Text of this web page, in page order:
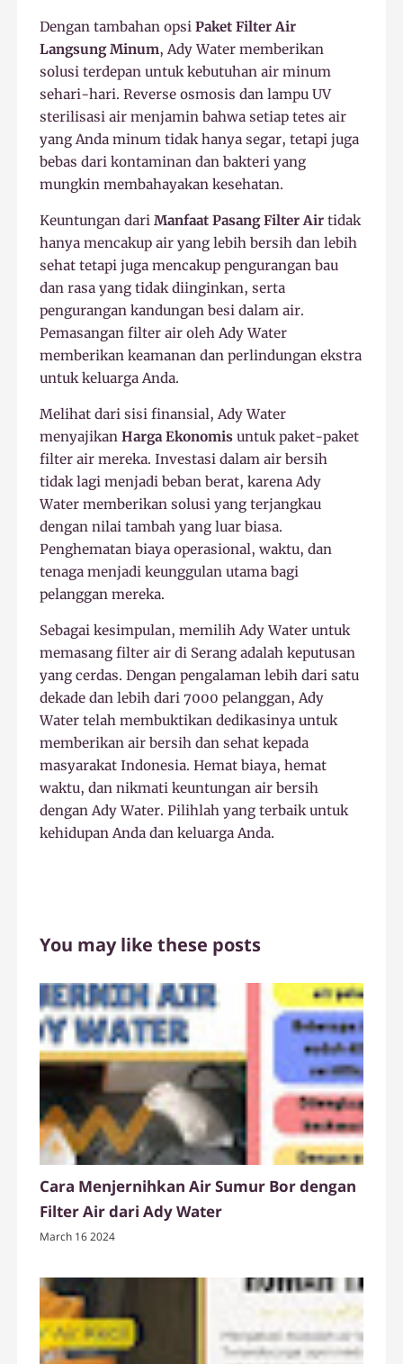
Dengan tambahan opsiPaket Filter Air
Langsung Minum, Ady Water memberikan
solusi terdepan untuk kebutuhan air minum
sehari-hari. Reverse osmosis dan lampu UV
sterilisasi air menjamin bahwa setiap tetes air
yang Anda minum tidak hanya segar, tetapi juga
bebas dari kontaminan dan bakteri yang
mungkin membahayakan kesehatan.
Keuntungan dariManfaat Pasang Filter Air tidak
hanya mencakup air yang lebih bersih dan lebih
sehat tetapi juga mencakup pengurangan bau
dan rasa yang tidak diinginkan, serta
pengurangan kandungan besi dalam air.
Pemasangan filter air oleh Ady Water
memberikan keamanan dan perlindungan ekstra
untuk keluarga Anda.
Melihat dari sisi finansial, Ady Water
menyajikanHarga Ekonomis untuk paket-paket
filter air mereka. Investasi dalam air bersih
tidak lagi menjadi beban berat, karena Ady
Water memberikan solusi yang terjangkau
dengan nilai tambah yang luar biasa.
Penghematan biaya operasional, waktu, dan
tenaga menjadi keunggulan utama bagi
pelanggan mereka.
Sebagai kesimpulan, memilih Ady Water untuk
memasang filter air di Serang adalah keputusan
yang cerdas. Dengan pengalaman lebih dari satu
dekade dan lebih dari 7000 pelanggan, Ady
Water telah membuktikan dedikasinya untuk
memberikan air bersih dan sehat kepada
masyarakat Indonesia. Hemat biaya, hemat
waktu, dan nikmati keuntungan air bersih
dengan Ady Water. Pilihlah yang terbaik untuk
kehidupan Anda dan keluarga Anda.
You may like these posts
Cara Menjernihkan Air Sumur Bor dengan
Filter Air dari Ady Water
March 16 2024